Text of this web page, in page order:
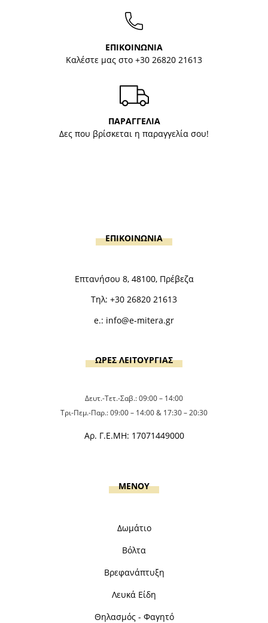
ΕΠΙΚΟΙΝΩΝΙΑ
Καλέστε μας στο +30 26820 21613
ΠΑΡΑΓΓΕΛΙΑ
Δες που βρίσκεται η παραγγελία σου!
ΕΠΙΚΟΙΝΩΝΙΑ
Επτανήσου 8, 48100, Πρέβεζα
Τηλ: +30 26820 21613
e.: info@e-mitera.gr
ΩΡΕΣ ΛΕΙΤΟΥΡΓΙΑΣ
Δευτ.-Τετ.-Σαβ.: 09:00 – 14:00
Τρι-Πεμ.-Παρ.: 09:00 – 14:00 & 17:30 – 20:30
Αρ. Γ.Ε.ΜΗ: 17071449000
MENOY
Δωμάτιο
Βόλτα
Βρεφανάπτυξη
Λευκά Είδη
Θηλασμός - Φαγητό